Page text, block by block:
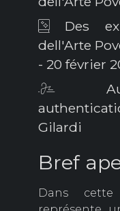
Des
dell'Arte
- 20 février
Gilardi
Bref
Dans